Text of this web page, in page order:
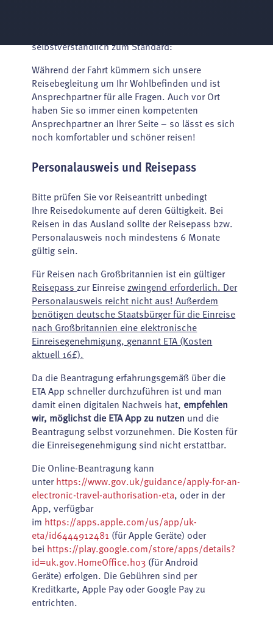
selbstverständlich zum Standard:
Während der Fahrt kümmern sich unsere
Reisebegleitung um Ihr Wohlbefinden und ist
Ansprechpartner für alle Fragen. Auch vor Ort
haben Sie so immer einen kompetenten
Ansprechpartner an Ihrer Seite – so lässt es sich
noch komfortabler und schöner reisen!
Personalausweis und Reisepass
Bitte prüfen Sie vor Reiseantritt unbedingt
Ihre Reisedokumente auf deren Gültigkeit. Bei
Reisen in das Ausland sollte der Reisepass bzw.
Personalausweis noch mindestens 6 Monate
gültig sein.
Für Reisen nach Großbritannien ist ein gültiger
Reisepass zur Einreise zwingend erforderlich. Der
Personalausweis reicht nicht aus! Außerdem
benötigen deutsche Staatsbürger für die Einreise
nach Großbritannien eine elektronische
Einreisegenehmigung, genannt ETA (Kosten
aktuell 16£).
Da die Beantragung erfahrungsgemäß über die
ETA App schneller durchzuführen ist und man
damit einen digitalen Nachweis hat, empfehlen
wir, möglichst die ETA App zu nutzen und die
Beantragung selbst vorzunehmen. Die Kosten für
die Einreisegenehmigung sind nicht erstattbar.
Die Online-Beantragung kann
unterhttps://www.gov.uk/guidance/apply-for-an-
electronic-travel-authorisation-eta, oder in der
App, verfügbar
im https://apps.apple.com/us/app/uk-
eta/id6444912481 (für Apple Geräte) oder
bei https://play.google.com/store/apps/details?
id=uk.gov.HomeOffice.ho3 (für Android
Geräte) erfolgen. Die Gebühren sind per
Kreditkarte, Apple Pay oder Google Pay zu
entrichten.